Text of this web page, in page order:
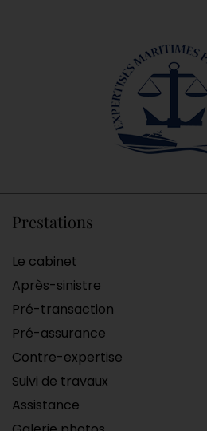
Prestations
Le cabinet
Après-sinistre
Pré-transaction
Pré-assurance
Contre-expertise
Suivi de travaux
Assistance